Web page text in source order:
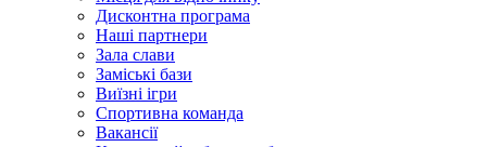
Дисконтна програма
Наші партнери
Зала слави
Заміські бази
Виїзні ігри
Спортивна команда
Вакансії